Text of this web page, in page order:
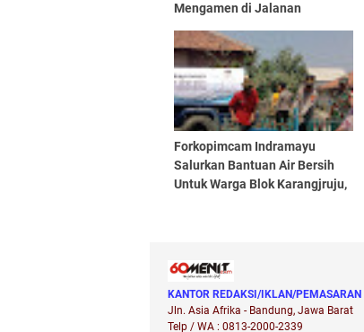
Mengamen di Jalanan
Forkopimcam Indramayu
Salurkan Bantuan Air Bersih
Untuk Warga Blok Karangjruju,
KANTOR REDAKSI/IKLAN/PEMASARAN
Jln. Asia Afrika - Bandung, Jawa Barat
Telp / WA : 0813-2000-2339